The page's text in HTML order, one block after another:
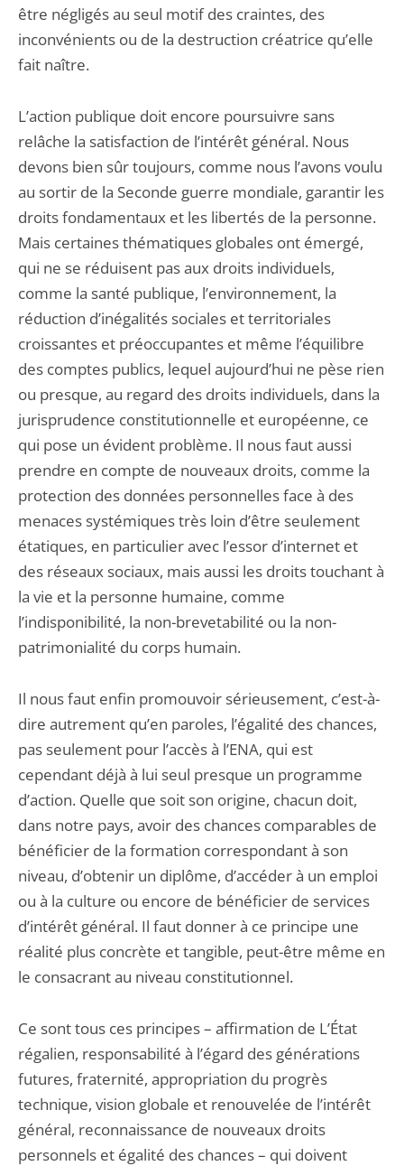
être négligés au seul motif des craintes, des
inconvénients ou de la destruction créatrice qu’elle
fait naître.
L’action publique doit encore poursuivre sans
relâche la satisfaction de l’intérêt général. Nous
devons bien sûr toujours, comme nous l’avons voulu
au sortir de la Seconde guerre mondiale, garantir les
droits fondamentaux et les libertés de la personne.
Mais certaines thématiques globales ont émergé,
qui ne se réduisent pas aux droits individuels,
comme la santé publique, l’environnement, la
réduction d’inégalités sociales et territoriales
croissantes et préoccupantes et même l’équilibre
des comptes publics, lequel aujourd’hui ne pèse rien
ou presque, au regard des droits individuels, dans la
jurisprudence constitutionnelle et européenne, ce
qui pose un évident problème. Il nous faut aussi
prendre en compte de nouveaux droits, comme la
protection des données personnelles face à des
menaces systémiques très loin d’être seulement
étatiques, en particulier avec l’essor d’internet et
des réseaux sociaux, mais aussi les droits touchant à
la vie et la personne humaine, comme
l’indisponibilité, la non-brevetabilité ou la non-
patrimonialité du corps humain.
Il nous faut enfin promouvoir sérieusement, c’est-à-
dire autrement qu’en paroles, l’égalité des chances,
pas seulement pour l’accès à l’ENA, qui est
cependant déjà à lui seul presque un programme
d’action. Quelle que soit son origine, chacun doit,
dans notre pays, avoir des chances comparables de
bénéficier de la formation correspondant à son
niveau, d’obtenir un diplôme, d’accéder à un emploi
ou à la culture ou encore de bénéficier de services
d’intérêt général. Il faut donner à ce principe une
réalité plus concrète et tangible, peut-être même en
le consacrant au niveau constitutionnel.
Ce sont tous ces principes – affirmation de L’État
régalien, responsabilité à l’égard des générations
futures, fraternité, appropriation du progrès
technique, vision globale et renouvelée de l’intérêt
général, reconnaissance de nouveaux droits
personnels et égalité des chances – qui doivent